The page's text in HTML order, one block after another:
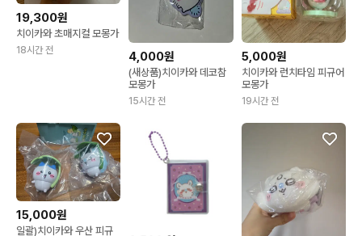
19,300원
치이카와 초매지컬 모몽가
18시간 전 4,000원
(새상품)치이카와 데코참
모몽가
15시간 전
5,000원
치이카와 런치타임 피규어
모몽가
19시간 전
15,000원
일괄)치이카와 우산 피규